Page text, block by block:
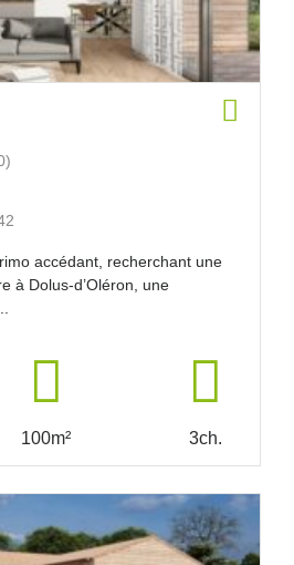
accédant, recherchant une
à Dolus-d’Oléron, une
100m² 3ch.